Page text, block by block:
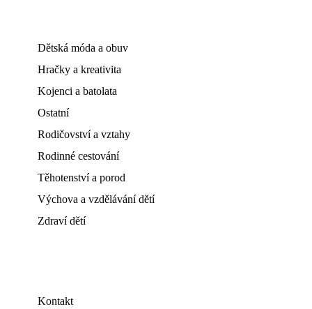
Dětská móda a obuv
Hračky a kreativita
Kojenci a batolata
Ostatní
Rodičovství a vztahy
Rodinné cestování
Těhotenství a porod
Výchova a vzdělávání dětí
Zdraví dětí
Kontakt